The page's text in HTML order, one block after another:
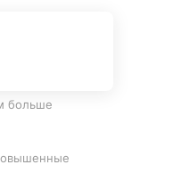
больше